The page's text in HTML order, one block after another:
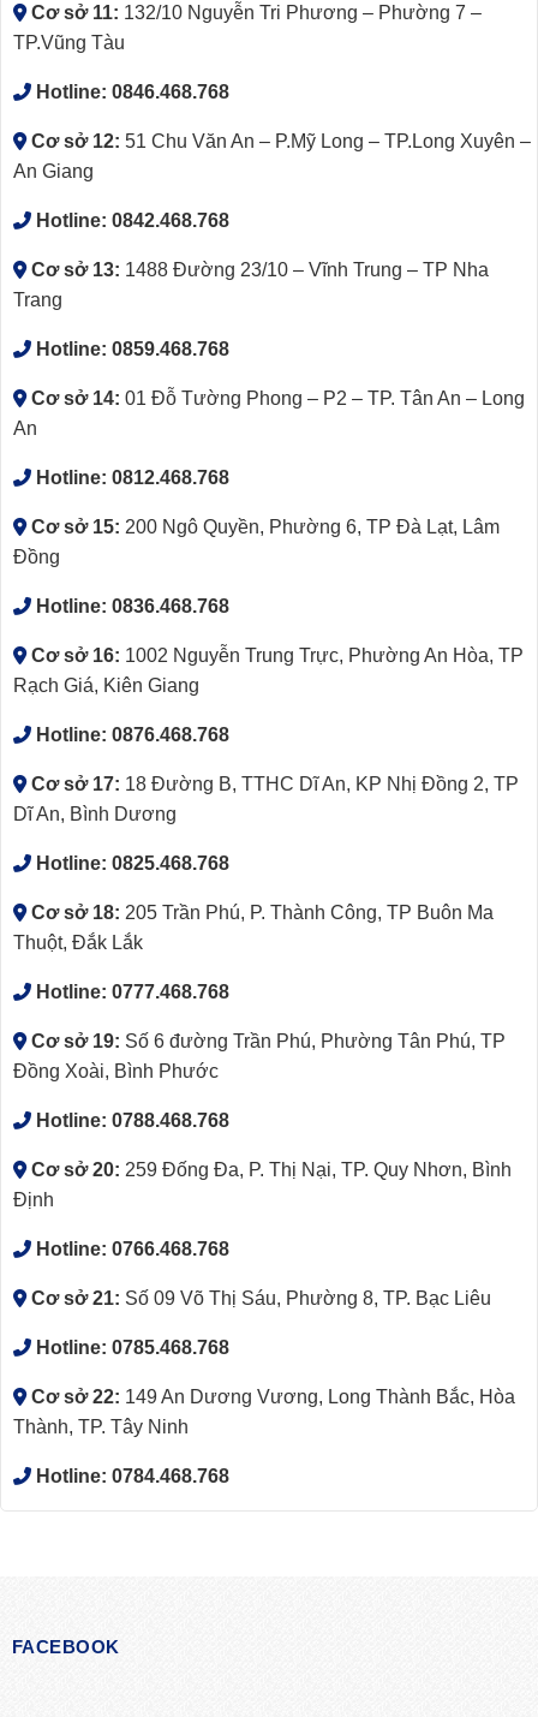
Cơ sở 11: 132/10 Nguyễn Tri Phương – Phường 7 –
TP.Vũng Tàu
Hotline: 0846.468.768
Cơ sở 12: 51 Chu Văn An – P.Mỹ Long – TP.Long Xuyên –
An Giang
Hotline: 0842.468.768
Cơ sở 13: 1488 Đường 23/10 – Vĩnh Trung – TP Nha
Trang
Hotline: 0859.468.768
Cơ sở 14: 01 Đỗ Tường Phong – P2 – TP. Tân An – Long
An
Hotline: 0812.468.768
Cơ sở 15: 200 Ngô Quyền, Phường 6, TP Đà Lạt, Lâm
Đồng
Hotline: 0836.468.768
Cơ sở 16: 1002 Nguyễn Trung Trực, Phường An Hòa, TP
Rạch Giá, Kiên Giang
Hotline: 0876.468.768
Cơ sở 17: 18 Đường B, TTHC Dĩ An, KP Nhị Đồng 2, TP
Dĩ An, Bình Dương
Hotline: 0825.468.768
Cơ sở 18: 205 Trần Phú, P. Thành Công, TP Buôn Ma
Thuột, Đắk Lắk
Hotline: 0777.468.768
Cơ sở 19: Số 6 đường Trần Phú, Phường Tân Phú, TP
Đồng Xoài, Bình Phước
Hotline: 0788.468.768
Cơ sở 20: 259 Đống Đa, P. Thị Nại, TP. Quy Nhơn, Bình
Định
Hotline: 0766.468.768
Cơ sở 21: Số 09 Võ Thị Sáu, Phường 8, TP. Bạc Liêu
Hotline: 0785.468.768
Cơ sở 22: 149 An Dương Vương, Long Thành Bắc, Hòa
Thành, TP. Tây Ninh
Hotline: 0784.468.768
FACEBOOK